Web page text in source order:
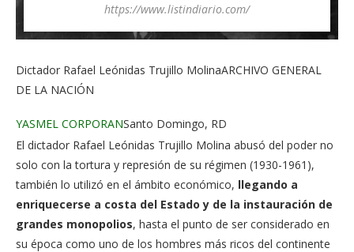
https://www.listindiario.com/
Dictador Rafael Leónidas Trujillo MolinaARCHIVO GENERAL
DE LA NACIÓN
Facebook
Twitter
Whatsapp
Comentarios
YASMEL CORPORANSanto Domingo, RD
El dictador Rafael Leónidas Trujillo Molina abusó del poder no
solo con la tortura y represión de su régimen (1930-1961),
también lo utilizó en el ámbito económico, llegando a
enriquecerse a costa del Estado y de la instauración de
grandes monopolios, hasta el punto de ser considerado en
su época como uno de los hombres más ricos del continente